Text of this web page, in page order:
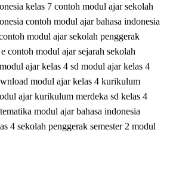
kelas 7 contoh modul ajar sekolah
contoh modul ajar bahasa indonesia
modul ajar sekolah penggerak
contoh modul ajar sejarah sekolah
ajar kelas 4 sd modul ajar kelas 4
modul ajar kelas 4 kurikulum
ajar kurikulum merdeka sd kelas 4
modul ajar bahasa indonesia
4 sekolah penggerak semester 2 modul